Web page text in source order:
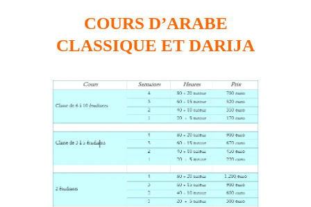
COURS D’ARABE
CLASSIQUE ET DARIJA